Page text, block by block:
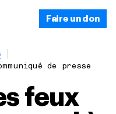
Faire un don
de presse
feux